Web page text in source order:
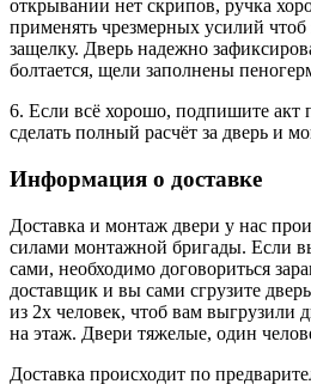
открывании нет скрипов, ручка
применять чрезмерных усилий чтоб
защелку. Дверь надежно
болтается, щели заполнены
6. Если всё хорошо, подпишите акт
сделать полный расчёт за дверь и
Информация о доставке
Доставка и монтаж двери у нас
силами монтажной бригады. Если
сами, необходимо договориться
доставщик и вы сами сгрузите
из 2х человек, чтоб вам выгрузили
на этаж. Двери тяжелые, один
Доставка происходит по